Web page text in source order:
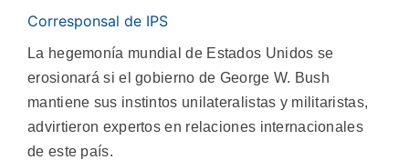
Corresponsal de IPS
La hegemonía mundial de Estados Unidos se
erosionará si el gobierno de George W. Bush
mantiene sus instintos unilateralistas y militaristas,
advirtieron expertos en relaciones internacionales
de este país.